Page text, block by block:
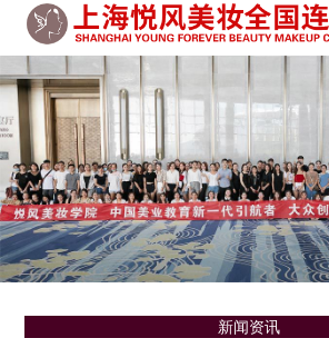
新闻资讯